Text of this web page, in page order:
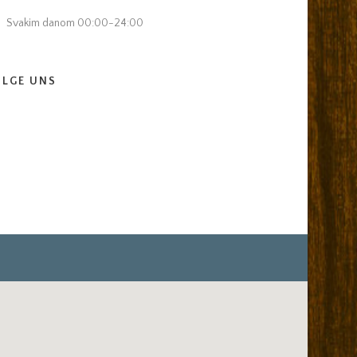
Svakim danom 00:00-24:00
UNS